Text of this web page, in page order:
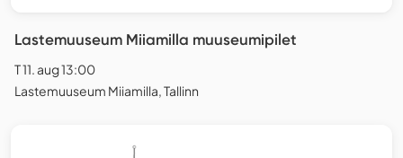
Lastemuuseum Miiamilla muuseumipilet
T 11. aug 13:00
Lastemuuseum Miiamilla, Tallinn